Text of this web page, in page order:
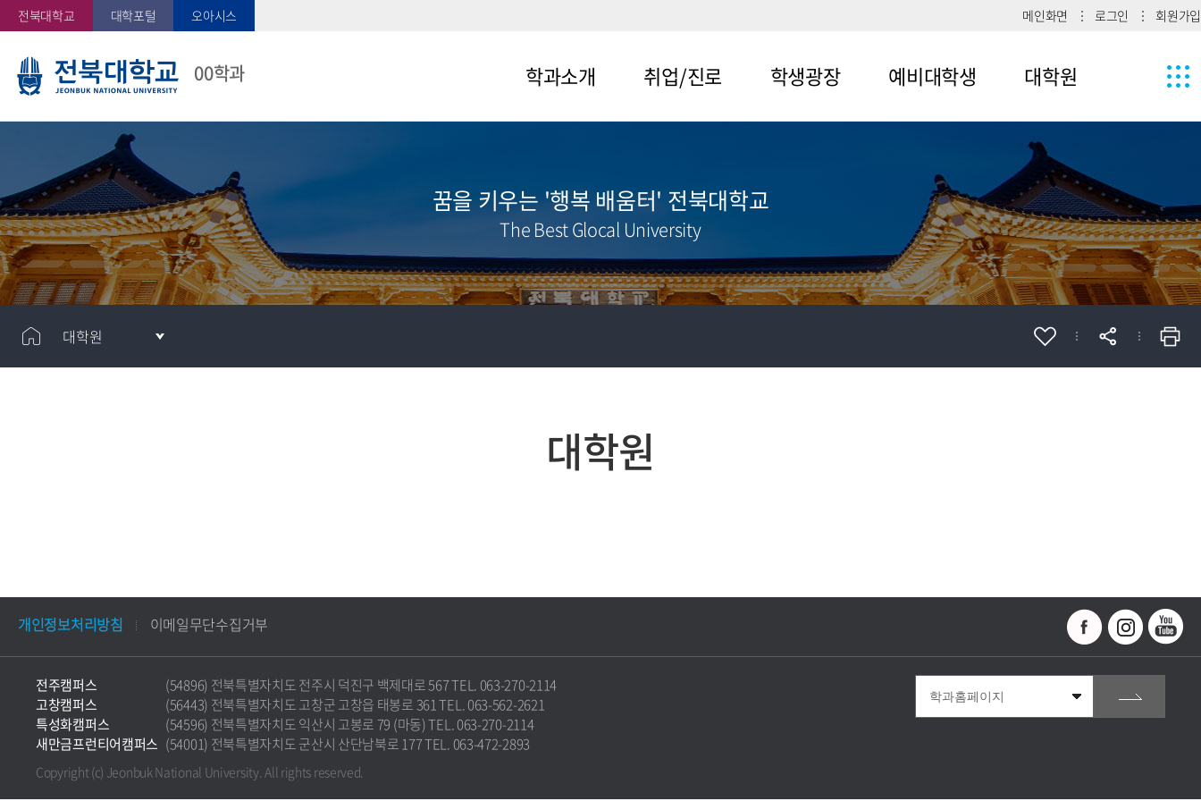
전북대학교 대학포털 오아시스 메인화면 로그인 회원가입
00학과 학과소개
메뉴1-2
취업/진로
메뉴2-2
학생광장
메뉴3-2
예비대학생
메뉴4-3
대학원
꿈을 키우는 '행복 배움터' 전북대학교
The Best Glocal University
대학원
대학원
개인정보처리방침 이메일무단수집거부
전주캠퍼스
(54896) 전북특별자치도 전주시 덕진구 백제대로 567 TEL. 063-270-2114
고창캠퍼스
(56443) 전북특별자치도 고창군 고창읍 태봉로 361 TEL. 063-562-2621
특성화캠퍼스
(54596) 전북특별자치도 익산시 고봉로 79 (마동) TEL. 063-270-2114
새만금프런티어캠퍼스 (54001) 전북특별자치도 군산시 산단남북로 177 TEL. 063-472-2893
Copyright (c) Jeonbuk National University.All rights reserved.